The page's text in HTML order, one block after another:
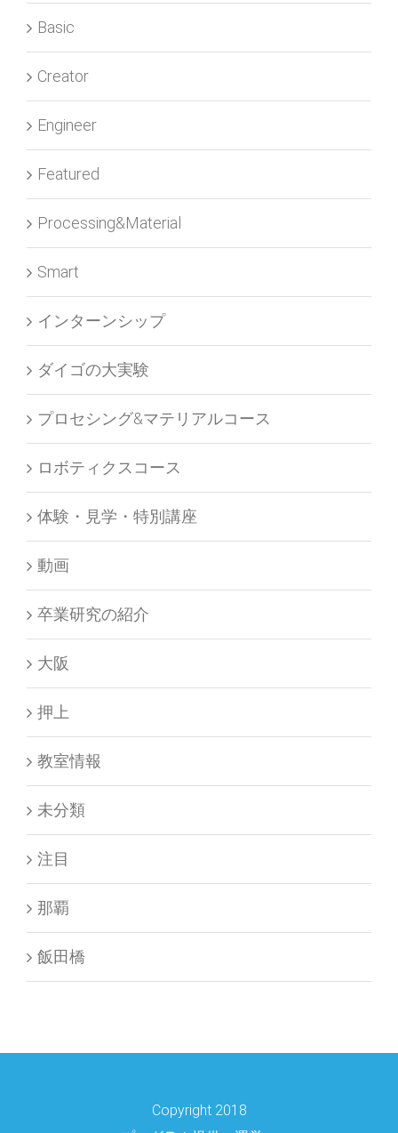
Basic
Creator
Engineer
Featured
Processing&Material
Smart
インターンシップ
ダイゴの大実験
プロセシング&マテリアルコース
ロボティクスコース
体験・見学・特別講座
動画
卒業研究の紹介
大阪
押上
教室情報
未分類
注目
那覇
飯田橋
Copyright 2018